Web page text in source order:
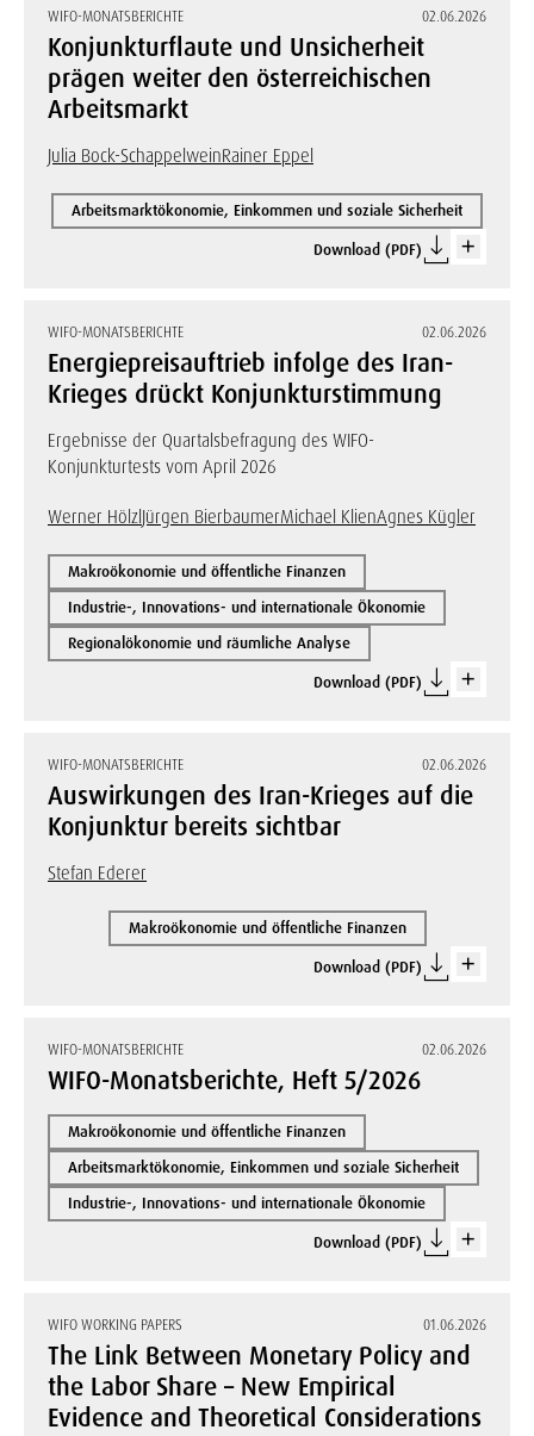
WIFO-MONATSBERICHTE 02.06.2026
Konjunkturflaute und Unsicherheit
prägen weiter den österreichischen
Arbeitsmarkt
Julia Bock-SchappelweinRainer Eppel
Arbeitsmarktökonomie, Einkommen und soziale Sicherheit
Download (PDF)
WIFO-MONATSBERICHTE 02.06.2026
Energiepreisauftrieb infolge des Iran-
Krieges drückt Konjunkturstimmung
Ergebnisse der Quartalsbefragung des WIFO-
Konjunkturtests vom April 2026
Werner HölzlJürgen BierbaumerMichael KlienAgnes Kügler
Makroökonomie und öffentliche Finanzen
Industrie-, Innovations- und internationale Ökonomie
Regionalökonomie und räumliche Analyse
Download (PDF)
WIFO-MONATSBERICHTE 02.06.2026
Auswirkungen des Iran-Krieges auf die
Konjunktur bereits sichtbar
Stefan Ederer
Makroökonomie und öffentliche Finanzen
Download (PDF)
WIFO-MONATSBERICHTE 02.06.2026
WIFO-Monatsberichte, Heft 5/2026
Makroökonomie und öffentliche Finanzen
Arbeitsmarktökonomie, Einkommen und soziale Sicherheit
Industrie-, Innovations- und internationale Ökonomie
Download (PDF)
WIFO WORKING PAPERS 01.06.2026
The Link Between Monetary Policy and
the Labor Share – New Empirical
Evidence and Theoretical Considerations